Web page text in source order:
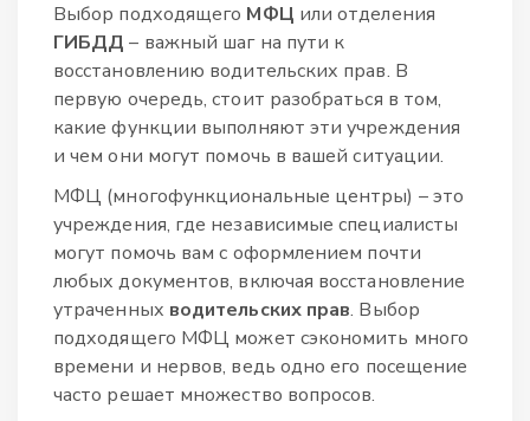
Выбор подходящего МФЦ или отделения
ГИБДД – важный шаг на пути к
восстановлению водительских прав. В
первую очередь, стоит разобраться в том,
какие функции выполняют эти учреждения
и чем они могут помочь в вашей ситуации.
МФЦ (многофункциональные центры) – это
учреждения, где независимые специалисты
могут помочь вам с оформлением почти
любых документов, включая восстановление
утраченных водительских прав. Выбор
подходящего МФЦ может сэкономить много
времени и нервов, ведь одно его посещение
часто решает множество вопросов.